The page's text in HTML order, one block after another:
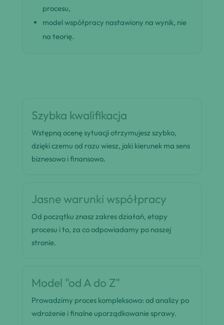
procesu,
model współpracy nastawiony na wynik, nie
na teorię.
Szybka kwalifikacja
Wstępną ocenę sytuacji otrzymujesz szybko,
dzięki czemu od razu wiesz, jaki kierunek ma sens
biznesowo i finansowo.
Jasne warunki współpracy
Od początku znasz zakres działań, etapy
procesu i to, za co odpowiadamy po naszej
stronie.
Model "od A do Z"
Prowadzimy proces kompleksowo: od analizy po
wdrożenie i finalne uporządkowanie sprawy.